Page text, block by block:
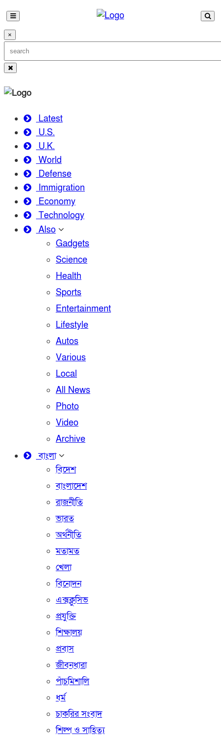
×
Latest
U.S.
U.K.
World
Defense
Immigration
Economy
Technology
Also
Gadgets
Science
Health
Sports
Entertainment
Lifestyle
Autos
Various
Local
All News
Photo
Video
Archive
বাংলা
বিদেশ
বাংলাদেশ
রাজনীতি
ভারত
অর্থনীতি
মতামত
খেলা
বিনোদন
এক্সক্লুসিভ
প্রযুক্তি
শিক্ষালয়
প্রবাস
জীবনধারা
পাঁচমিশালি
ধর্ম
চাকরির সংবাদ
শিল্প ও সাহিত্য